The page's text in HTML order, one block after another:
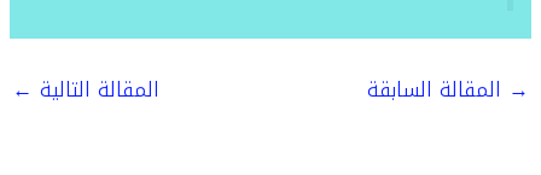
→ المقالة السابقة المقالة التالية ←